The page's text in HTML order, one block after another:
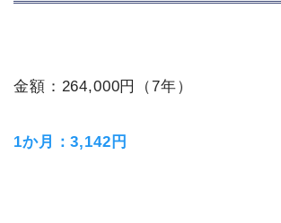
金額：264,000円（7年）
1か月：3,142円